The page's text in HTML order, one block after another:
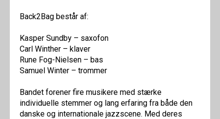
Back2Bag består af:
Kasper Sundby – saxofon
Carl Winther – klaver
Rune Fog-Nielsen – bas
Samuel Winter – trommer
Bandet forener fire musikere med stærke
individuelle stemmer og lang erfaring fra både den
danske og internationale jazzscene. Med deres